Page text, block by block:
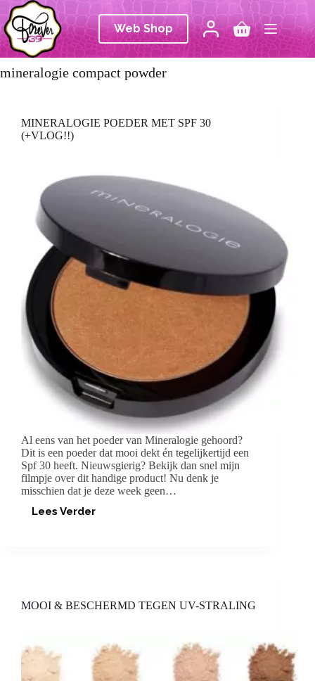
Ga
naar
de
inhoud
Web Shop Winkelwagen
mineralogie compact powder
MINERALOGIE POEDER MET SPF 30
(+VLOG!!)
Al eens van het poeder van Mineralogie gehoord?
Dit is een poeder dat mooi dekt én tegelijkertijd een
Spf 30 heeft. Nieuwsgierig? Bekijk dan snel mijn
filmpje over dit handige product! Nu denk je
misschien dat je deze week geen…
Lees VerderMINERALOGIE
MOOI & BESCHERMD TEGEN UV-STRALING